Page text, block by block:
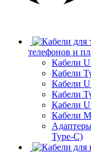
телефонов и
Кабели
Кабели
Кабели
Кабели
Кабели
Кабели
Type-C)